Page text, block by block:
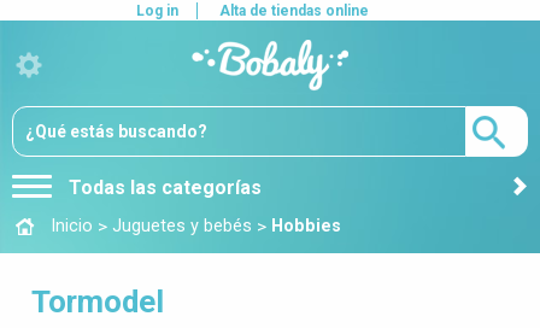
Todas las categorías
Log in Alta de tiendas online
Inicio > Juguetes y bebés > Hobbies
Tormodel